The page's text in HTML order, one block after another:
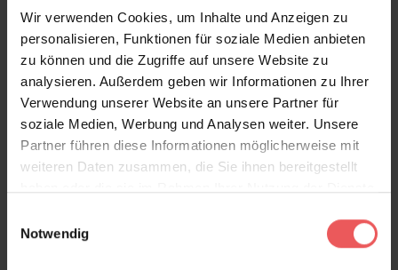
Wir verwenden Cookies, um Inhalte und Anzeigen zu
personalisieren, Funktionen für soziale Medien anbieten
zu können und die Zugriffe auf unsere Website zu
analysieren. Außerdem geben wir Informationen zu Ihrer
Verwendung unserer Website an unsere Partner für
soziale Medien, Werbung und Analysen weiter. Unsere
Partner führen diese Informationen möglicherweise mit
weiteren Daten zusammen, die Sie ihnen bereitgestellt
Notwendig
80,00 €